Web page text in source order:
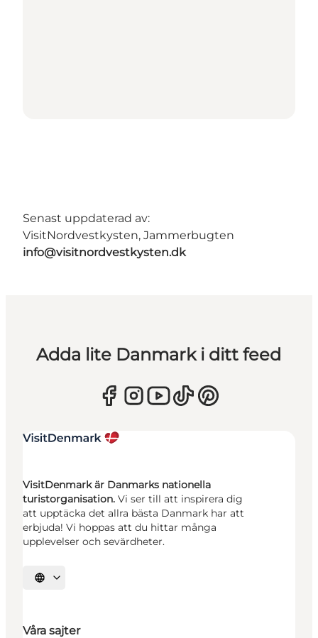
Senast uppdaterad av:
VisitNordvestkysten, Jammerbugten
info@visitnordvestkysten.dk
Adda lite Danmark i ditt feed
VisitDenmark är Danmarks nationella
turistorganisation. Vi ser till att inspirera dig
att upptäcka det allra bästa Danmark har att
erbjuda! Vi hoppas att du hittar många
upplevelser och sevärdheter.
Välj språk
Våra sajter